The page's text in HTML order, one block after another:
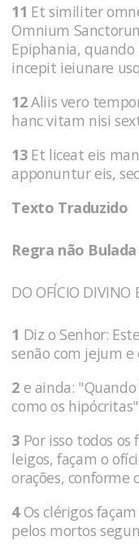
11 Et similiter
Omnium
Epiphania, quando
incepit ieiunare
12Aliis vero
hanc vitam nisi
13Et liceat eis
apponuntur eis,
Texto Traduzido
Regra não Bulada
DO OFÍCIO DIVINO
1 Diz o Senhor:
senão com jejum e
2 e ainda:
como os
3 Por isso todos
leigos, façam o
orações, conforme
4Os clérigos
pelos mortos